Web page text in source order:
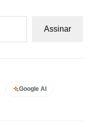
Assinar
Google AI